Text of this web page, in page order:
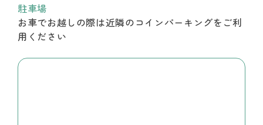
駐車場
お車でお越しの際は近隣のコインパーキングをご利
用ください